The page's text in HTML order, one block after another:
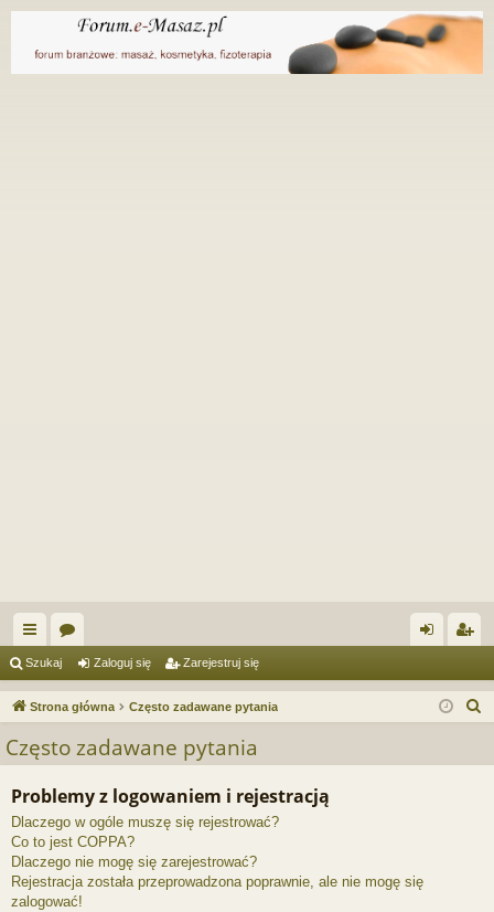
ię
ce
…
or
a og
si
ej
tru
Szukaj Zaloguj się Zarejestruj się
Strona główna Często zadawane pytania
Często zadawane pytania
Problemy z logowaniem i rejestracją
Dlaczego w ogóle muszę się rejestrować?
Co to jest COPPA?
Dlaczego nie mogę się zarejestrować?
Rejestracja została przeprowadzona poprawnie, ale nie mogę się
zalogować!